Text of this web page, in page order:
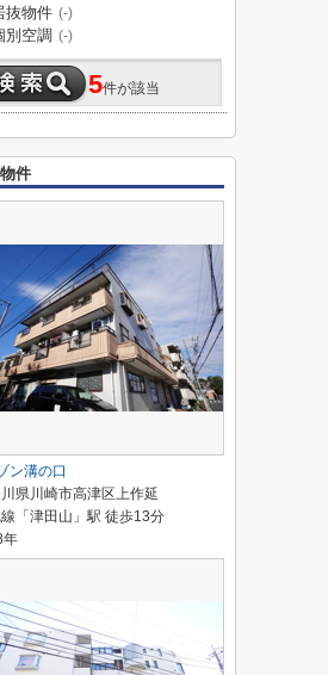
抜物件 (-)
別空調 (-)
5件が該当
件
ン溝の口
県川崎市高津区上作延
「津田山」駅 徒歩13分
年